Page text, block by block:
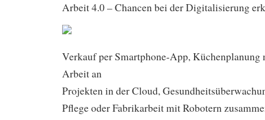
Arbeit 4.0 – Chancen bei der Digitalisierung
Verkauf per Smartphone-App,
Arbeit an
Projekten in der Cloud,
Pflege oder Fabrikarbeit mit Robotern